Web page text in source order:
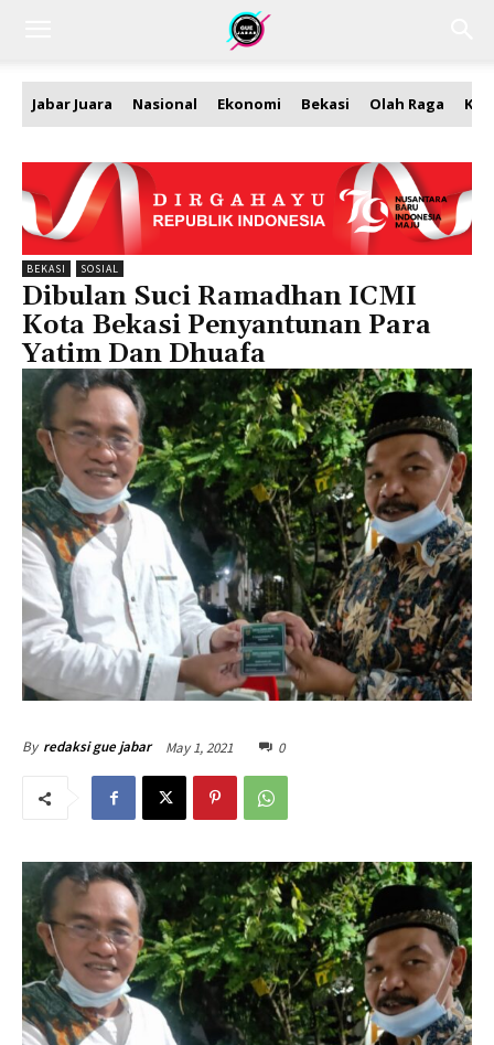
Jabar Juara Nasional Ekonomi Bekasi Olah Raga
BEKASI SOSIAL
Dibulan Suci Ramadhan ICMI
Kota Bekasi Penyantunan Para
Yatim Dan Dhuafa
By redaksi gue jabar May 1, 2021 0